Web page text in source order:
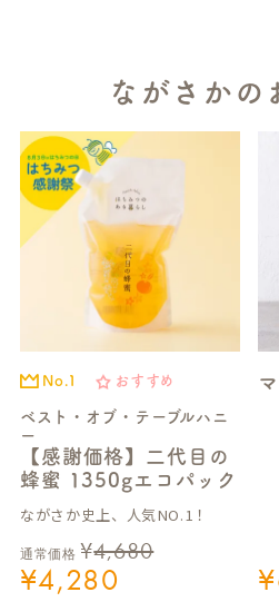
ながさかの
No.1 おすすめ
ベスト・オブ・テーブルハニ
ー
【感謝価格】二代目の
蜂蜜 1350gエコパック
ながさか史上、人気NO.1！
通常価格 ¥4,680
¥4,280 ¥